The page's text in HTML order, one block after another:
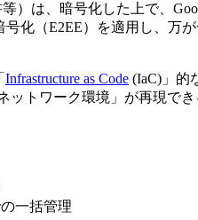
）は、暗号化した上で、
号化（E2EE）を適用し、万
Infrastructure as Code (IaC)」的
トワーク環境」が再現で
一括管理